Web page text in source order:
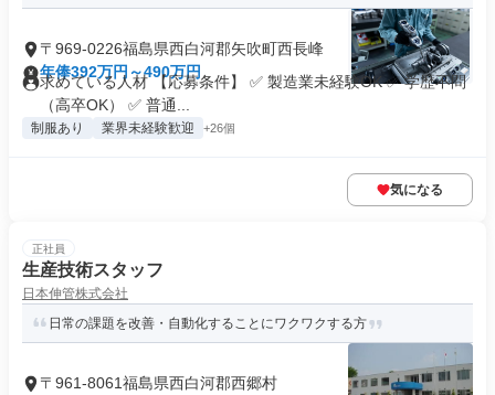
〒969-0226福島県西白河郡矢吹町西長峰
年俸392万円～490万円
求めている人材 【応募条件】 ✅ 製造業未経験OK ✅ 学歴不問
（高卒OK） ✅ 普通...
制服あり 業界未経験歓迎 +26個
気になる
正社員
生産技術スタッフ
日本伸管株式会社
日常の課題を改善・自動化することにワクワクする方
〒961-8061福島県西白河郡西郷村